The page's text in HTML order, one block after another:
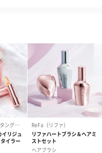
お届け可能日が通常より
ワイトグリ
円）
ブーケ（ピン
（1,650円）